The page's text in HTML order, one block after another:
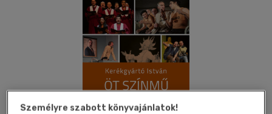
Személyre szabott könyvajánlatok!